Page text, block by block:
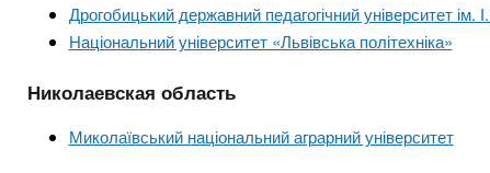
Дрогобицький державний педагогічний університет
Національний університет «Львівська політехніка»
Николаевская область
Миколаївський національний аграрний університет